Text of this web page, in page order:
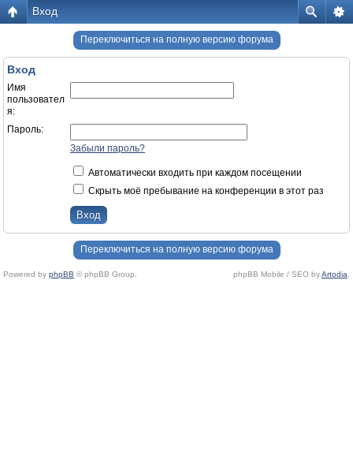
Вход
Переключиться на полную версию форума
Вход
Имя
пользовател
я:
Пароль:
Забыли пароль?
Автоматически входить при каждом посещении
Скрыть моё пребывание на конференции в этот раз
Переключиться на полную версию форума
Powered by phpBB © phpBB Group. phpBB Mobile / SEO byArtodia